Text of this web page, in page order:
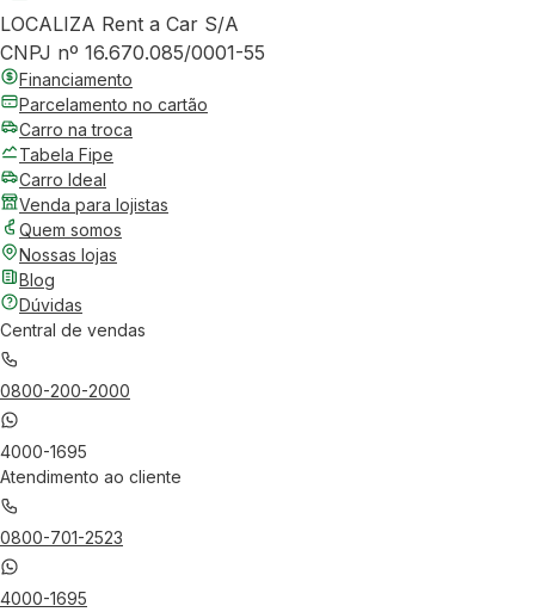
LOCALIZA Rent a Car S/A
CNPJ nº 16.670.085/0001-55
Financiamento
Parcelamento no cartão
Carro na troca
Tabela Fipe
Carro Ideal
Venda para lojistas
Quem somos
Nossas lojas
Blog
Dúvidas
Central de vendas
0800-200-2000
4000-1695
Atendimento ao cliente
0800-701-2523
4000-1695